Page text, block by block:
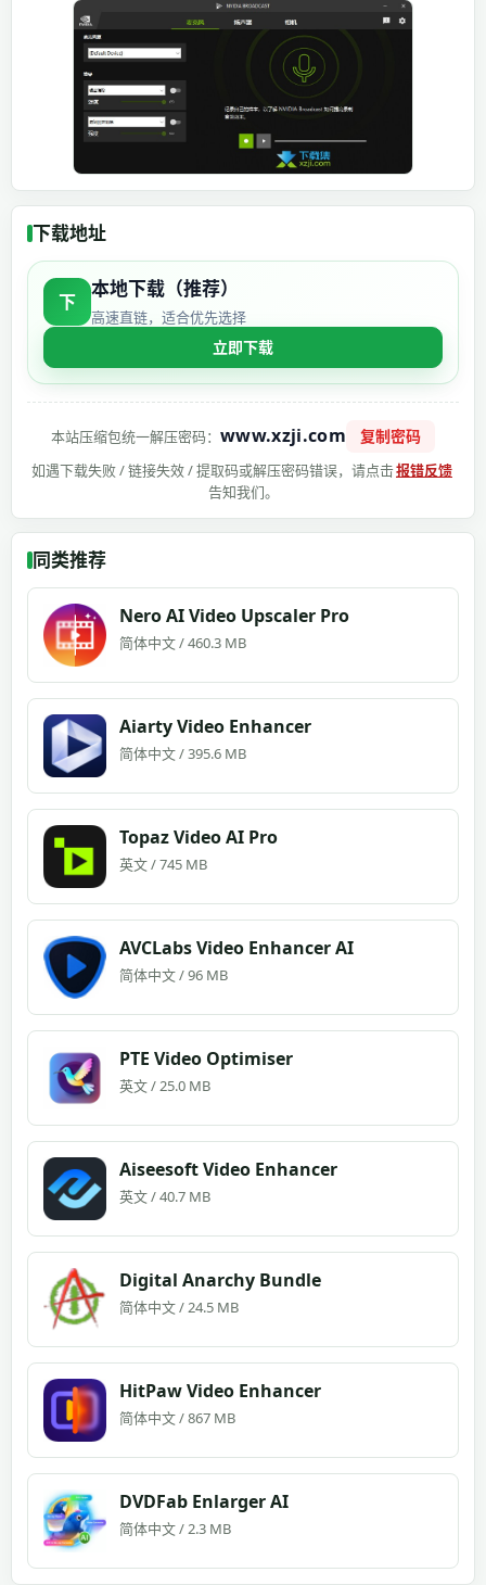
下载地址
下
本地下载（推荐）
高速直链，适合优先选择
立即下载
本站压缩包统一解压密码：www.xzji.com 复制密码
如遇下载失败 / 链接失效 / 提取码或解压密码错误，请点击报错反馈
告知我们。
同类推荐
Nero AI Video Upscaler Pro
简体中文 / 460.3 MB
Aiarty Video Enhancer
简体中文 / 395.6 MB
Topaz Video AI Pro
英文 / 745 MB
AVCLabs Video Enhancer AI
简体中文 / 96 MB
PTE Video Optimiser
英文 / 25.0 MB
Aiseesoft Video Enhancer
英文 / 40.7 MB
Digital Anarchy Bundle
简体中文 / 24.5 MB
HitPaw Video Enhancer
简体中文 / 867 MB
DVDFab Enlarger AI
简体中文 / 2.3 MB